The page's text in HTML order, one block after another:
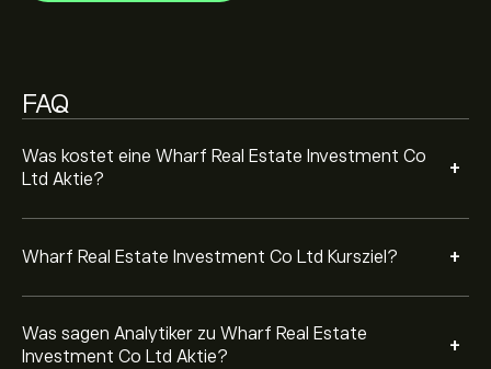
FAQ
Was kostet eine Wharf Real Estate Investment Co
Ltd Aktie?
+
Wharf Real Estate Investment Co Ltd Kursziel? +
Was sagen Analytiker zu Wharf Real Estate
Investment Co Ltd Aktie?
+